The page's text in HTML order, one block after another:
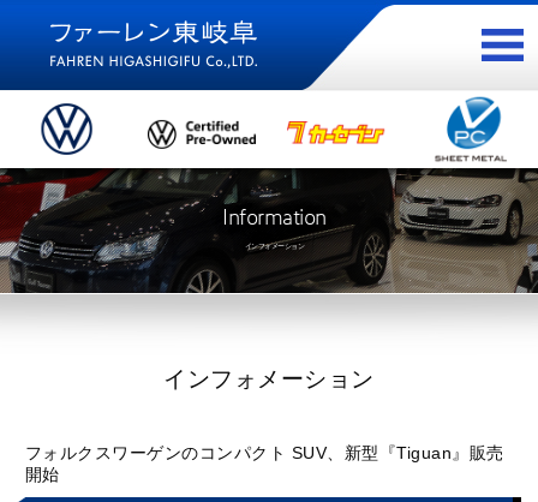
Information
インフォメーション
インフォメーション
フォルクスワーゲンのコンパクト SUV、新型『Tiguan』販売
開始